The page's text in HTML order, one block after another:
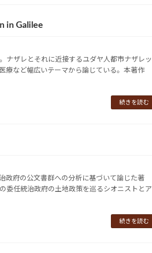
in Galilee
ナザレとそれに近接するユダヤ人都市ナザレッ
療など幅広いテーマから論じている。本著作
続きを読む
政府の公文書群への分析に基づいて論じた著
委任統治政府の土地政策を巡るシオニストとア
続きを読む